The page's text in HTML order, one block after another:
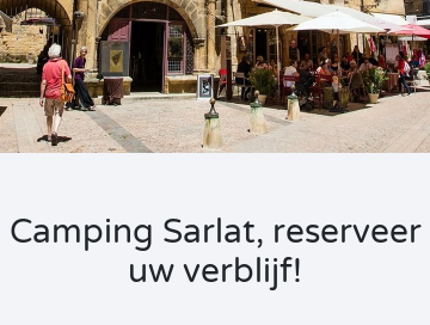
Camping Sarlat, reserveer
uw verblijf!